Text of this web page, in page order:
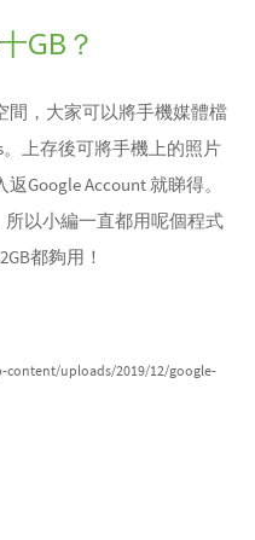
GB？
間，大家可以將手機媒體檔
上存後可將手機上的照片
Google Account 就睇得。
以小編一直都用呢個程式
都夠用！
content/uploads/2019/12/google-